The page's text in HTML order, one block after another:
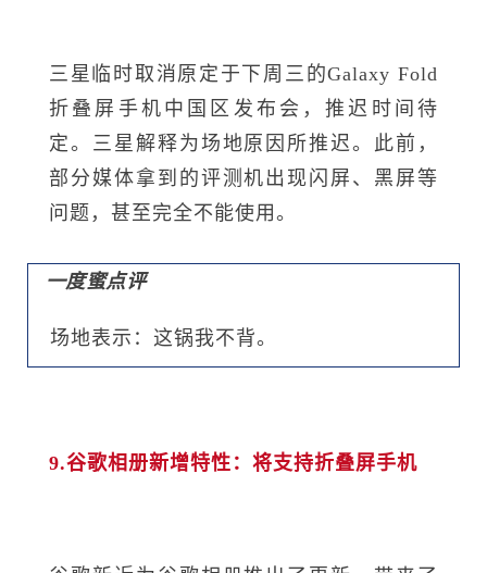
三星临时取消原定于下周三的Galaxy Fold
折叠屏手机中国区发布会，推迟时间待
定。三星解释为场地原因所推迟。此前，
部分媒体拿到的评测机出现闪屏、黑屏等
问题，甚至完全不能使用。
一度蜜点评
场地表示：这锅我不背。
9.谷歌相册新增特性：将支持折叠屏手机